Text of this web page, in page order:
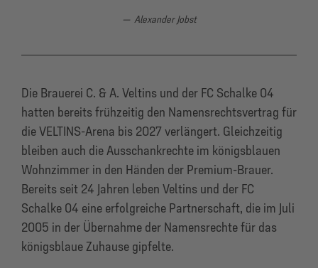
Alexander Jobst
Die Brauerei C. & A. Veltins und der FC Schalke 04
hatten bereits frühzeitig den Namensrechtsvertrag für
die VELTINS-Arena bis 2027 verlängert. Gleichzeitig
bleiben auch die Ausschankrechte im königsblauen
Wohnzimmer in den Händen der Premium-Brauer.
Bereits seit 24 Jahren leben Veltins und der FC
Schalke 04 eine erfolgreiche Partner­schaft, die im Juli
2005 in der Übernahme der Namensrechte für das
königsblaue Zuhause gipfelte.